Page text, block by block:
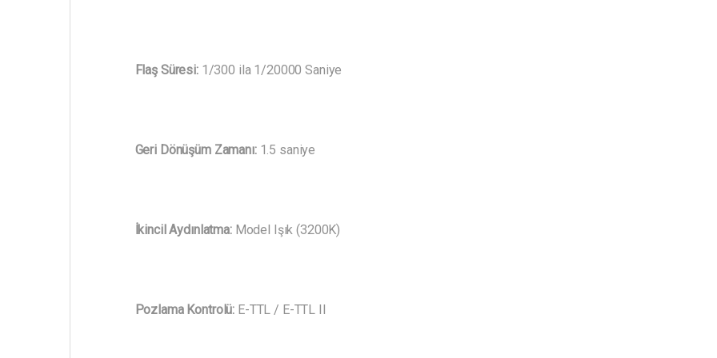
Flaş Süresi:1/300 ila 1/20000 Saniye
Geri Dönüşüm Zamanı:1.5 saniye
İkincil Aydınlatma:Model Işık (3200K)
Pozlama Kontrolü: E-TTL / E-TTL II